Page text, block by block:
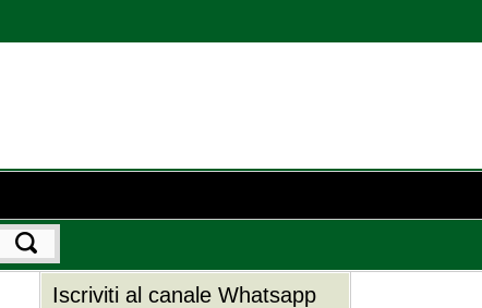
Iscriviti al canale Whatsapp